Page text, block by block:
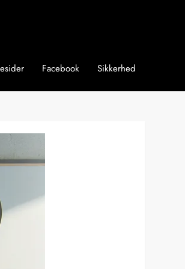
Facebook Sikkerhed